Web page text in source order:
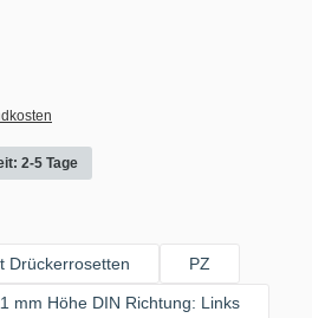
2-5 Tage
Drückerrosetten PZ
mm Höhe DIN Richtung: Links